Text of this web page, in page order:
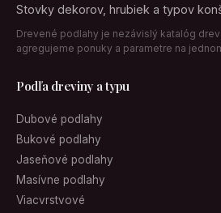
Stovky dekorov, hrubiek a typov
Drevené podlahy je nezávislý katalóg
agregujeme ponuky a parametre na
Podľa dreviny a typu
Dubové podlahy
Bukové podlahy
Jaseňové podlahy
Masívne podlahy
Viacvrstvové